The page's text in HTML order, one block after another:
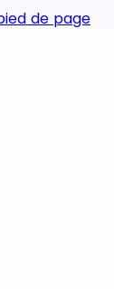
de page